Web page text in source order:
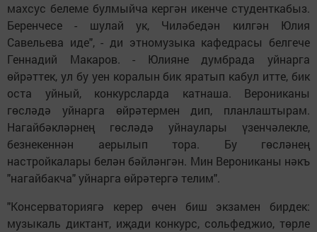
махсус белеме булмыйча кергән икенче студенткабыз.
Беренчесе - шулай ук, Чиләбедән килгән Юлия
Савельева иде", - ди этномузыка кафедрасы белгече
Геннадий Макаров. - Юлияне думбрада уйнарга
өйрәттек, ул бу уен коралын бик яратып кабул итте, бик
оста уйный, конкурсларда катнаша. Верониканы
гөсләдә уйнарга өйрәтермен дип, планлаштырам.
Нагайбәкләрнең гөсләдә уйнаулары үзенчәлекле,
безнекеннән аерылып тора. Бу гөсләнең
настройкалары белән бәйләнгән. Мин Верониканы нәкъ
"нагайбакча" уйнарга өйрәтергә телим".
"Консерваториягә керер өчен биш экзамен бирдек:
музыкаль диктант, иҗади конкурс, сольфеджио, төрле